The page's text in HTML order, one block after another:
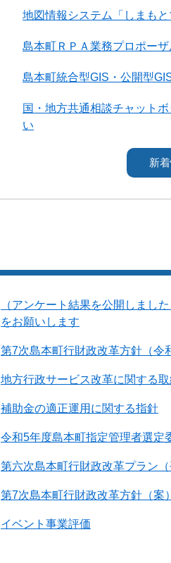
地図情報システム「しまも
島本町ＲＰＡ業務プロポー
島本町統合型GIS・公開型
国・地方共通相談チャット
い
新
（アンケート結果を公開しまし
をお願いします
第7次島本町行財政改革方針（令
地方行政サービス改革に関する
補助金の適正運用に関する指針
令和5年度島本町指定管理者選定
第六次島本町行財政改革プラン
第7次島本町行財政改革方針（案
イベント事業評価